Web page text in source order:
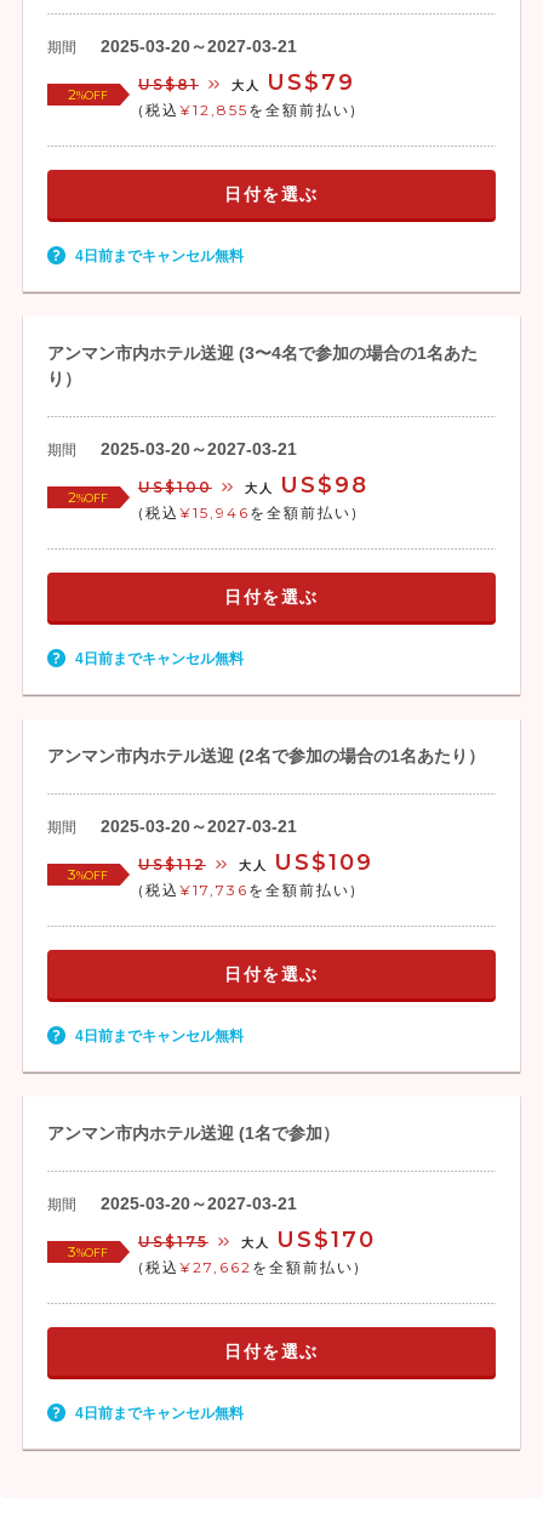
期間 2025-03-20～2027-03-21
2%OFF
US$81 大人 US$79
(税込 ¥12,855 を全額前払い)
日付を選ぶ
4日前までキャンセル無料
アンマン市内ホテル送迎 (3〜4名で参加の場合の1名あた
り）
期間 2025-03-20～2027-03-21
2%OFF
US$100 大人 US$98
(税込 ¥15,946 を全額前払い)
日付を選ぶ
4日前までキャンセル無料
アンマン市内ホテル送迎 (2名で参加の場合の1名あたり）
期間 2025-03-20～2027-03-21
3%OFF
US$112 大人 US$109
(税込 ¥17,736 を全額前払い)
日付を選ぶ
4日前までキャンセル無料
アンマン市内ホテル送迎 (1名で参加）
期間 2025-03-20～2027-03-21
3%OFF
US$175 大人 US$170
(税込 ¥27,662 を全額前払い)
日付を選ぶ
4日前までキャンセル無料